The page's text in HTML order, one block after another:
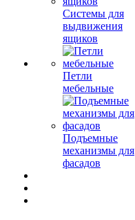
Системы для
выдвижения
ящиков
Петли
мебельные
Подъемные
механизмы для
фасадов